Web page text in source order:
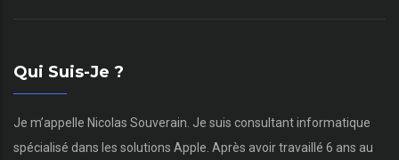
Qui Suis-Je ?
Je m’appelle Nicolas Souverain. Je suis consultant informatique
spécialisé dans les solutions Apple. Après avoir travaillé 6 ans au